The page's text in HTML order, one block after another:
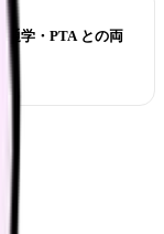
通学・PTA との両